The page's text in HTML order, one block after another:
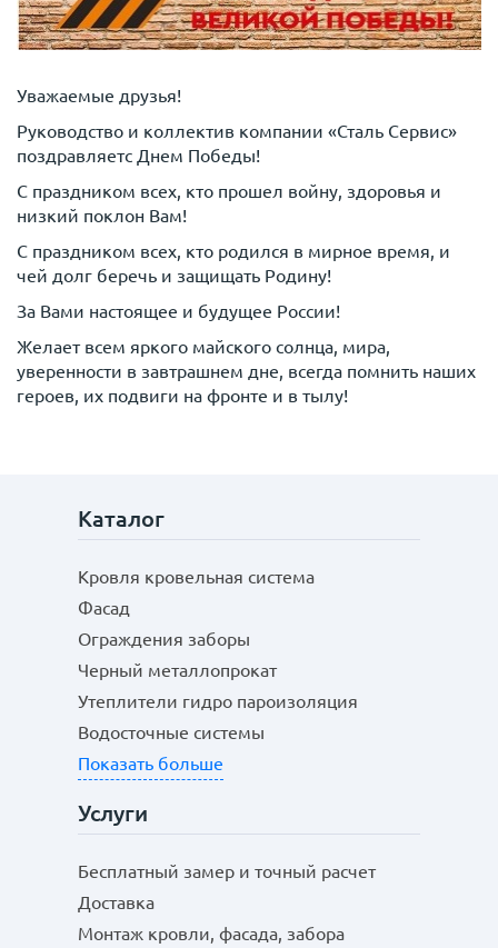
Уважаемые друзья!
Руководство и коллектив компании «Сталь Сервис»
поздравляетс Днем Победы!
С праздником всех, кто прошел войну, здоровья и
низкий поклон Вам!
С праздником всех, кто родился в мирное время, и
чей долг беречь и защищать Родину!
За Вами настоящее и будущее России!
Желает всем яркого майского солнца, мира,
уверенности в завтрашнем дне, всегда помнить наших
героев, их подвиги на фронте и в тылу!
Каталог
Кровля кровельная система
Фасад
Ограждения заборы
Черный металлопрокат
Утеплители гидро пароизоляция
Водосточные системы
Показать больше
Услуги
Бесплатный замер и точный расчет
Доставка
Монтаж кровли, фасада, забора